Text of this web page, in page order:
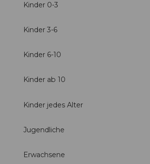
Kinder 0-3
Kinder 3-6
Kinder 6-10
Kinder ab 10
Kinder jedes Alter
Jugendliche
Erwachsene